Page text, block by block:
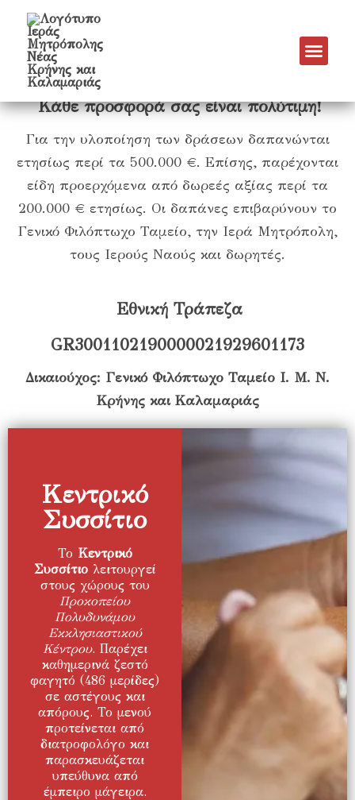
Φιλανθρωπία
Κάθε προσφορά σας είναι πολύτιμη!
Για την υλοποίηση των δράσεων δαπανώνται
ετησίως περί τα 500.000 €. Επίσης, παρέχονται
είδη προερχόμενα από δωρεές αξίας περί τα
200.000 € ετησίως. Οι δαπάνες επιβαρύνουν το
Γενικό Φιλόπτωχο Ταμείο, την Ιερά Μητρόπολη,
τους Ιερούς Ναούς και δωρητές.
Εθνική Τράπεζα
GR3001102190000021929601173
Δικαιούχος: Γενικό Φιλόπτωχο Ταμείο Ι. Μ. Ν.
Κρήνης και Καλαμαριάς
Κεντρικό
Συσσίτιο
Το Κεντρικό
Συσσίτιολειτουργεί
στους χώρους του
Προκοπείου
Πολυδυνάμου
Εκκλησιαστικού
Κέντρου. Παρέχει
καθημερινά ζεστό
φαγητό (486 μερίδες)
σε αστέγους και
απόρους. Το μενού
προτείνεται από
διατροφολόγο και
παρασκευάζεται
υπεύθυνα από
έμπειρο μάγειρα.